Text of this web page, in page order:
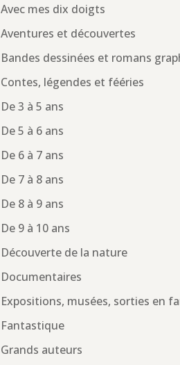
Avec mes dix doigts
Aventures et découvertes
Bandes dessinées et romans
Contes, légendes et fééries
De 3 à 5 ans
De 5 à 6 ans
De 6 à 7 ans
De 7 à 8 ans
De 8 à 9 ans
De 9 à 10 ans
Découverte de la nature
Documentaires
Expositions, musées, sorties en
Fantastique
Grands auteurs